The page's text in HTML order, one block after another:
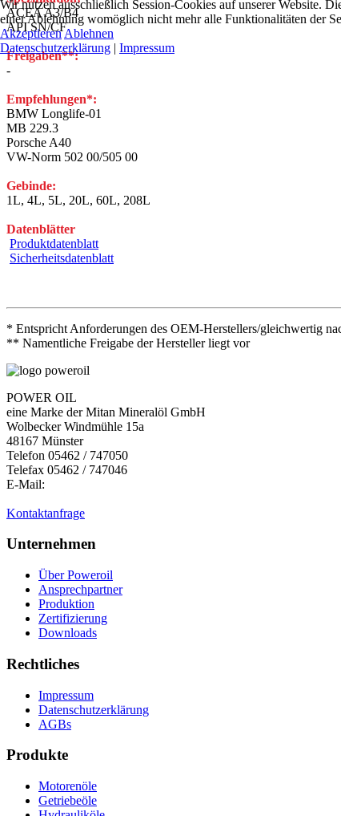
ACEA A3/B4
API SN/CF
Freigaben**:
-
Empfehlungen*:
BMW Longlife-01
MB 229.3
Porsche A40
VW-Norm 502 00/505 00
Gebinde:
1L, 4L, 5L, 20L, 60L, 208L
Datenblätter
Produktdatenblatt
Sicherheitsdatenblatt
* Entspricht Anforderungen des OEM-Herstellers/gleichwertig
** Namentliche Freigabe der Hersteller liegt vor
POWER OIL
eine Marke der Mitan Mineralöl GmbH
Wolbecker Windmühle 15a
48167 Münster
Telefon 05462 / 747050
Telefax 05462 / 747046
E-Mail:
Kontaktanfrage
Unternehmen
Über Poweroil
Ansprechpartner
Produktion
Zertifizierung
Downloads
Rechtliches
Impressum
Datenschutzerklärung
AGBs
Produkte
Motorenöle
Getriebeöle
Wir nutzen ausschließlich Session-Cookies auf unserer Website.
einer Ablehnung womöglich nicht mehr alle Funktionalitäten der
Akzeptieren Ablehnen
Datenschutzerklärung | Impressum